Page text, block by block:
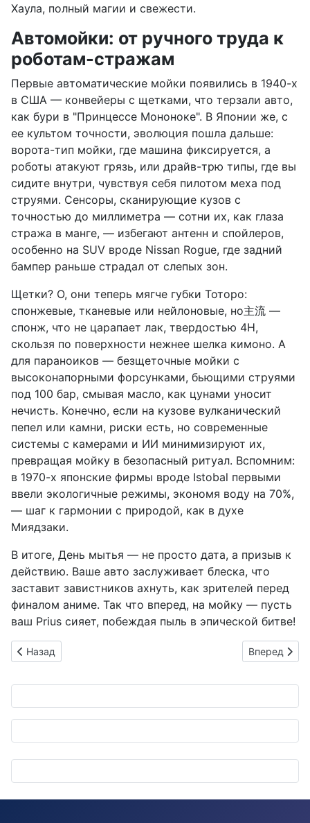
Хаула, полный магии и свежести.
Автомойки: от ручного труда к
роботам-стражам
Первые автоматические мойки появились в 1940-х
в США — конвейеры с щетками, что терзали авто,
как бури в "Принцессе Мононоке". В Японии же, с
ее культом точности, эволюция пошла дальше:
ворота-тип мойки, где машина фиксируется, а
роботы атакуют грязь, или драйв-трю типы, где вы
сидите внутри, чувствуя себя пилотом меха под
струями. Сенсоры, сканирующие кузов с
точностью до миллиметра — сотни их, как глаза
стража в манге, — избегают антенн и спойлеров,
особенно на SUV вроде Nissan Rogue, где задний
бампер раньше страдал от слепых зон.
Щетки? О, они теперь мягче губки Тоторо:
спонжевые, тканевые или нейлоновые, но主流 —
спонж, что не царапает лак, твердостью 4H,
скользя по поверхности нежнее шелка кимоно. А
для параноиков — безщеточные мойки с
высоконапорными форсунками, бьющими струями
под 100 бар, смывая масло, как цунами уносит
нечисть. Конечно, если на кузове вулканический
пепел или камни, риски есть, но современные
системы с камерами и ИИ минимизируют их,
превращая мойку в безопасный ритуал. Вспомним:
в 1970-х японские фирмы вроде Istobal первыми
ввели экологичные режимы, экономя воду на 70%,
— шаг к гармонии с природой, как в духе
Миядзаки.
В итоге, День мытья — не просто дата, а призыв к
действию. Ваше авто заслуживает блеска, что
заставит завистников ахнуть, как зрителей перед
финалом аниме. Так что вперед, на мойку — пусть
ваш Prius сияет, побеждая пыль в эпической битве!
Предыдущий: Водные призраки на кузове: как ниндзя-
Назад Следующий:
Вперед